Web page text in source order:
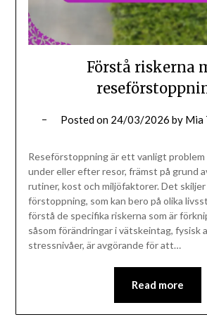
Förstå riskerna
Posted on 24/03/2026 by Mia
Reseförstoppning är ett vanligt problem
under eller efter resor, främst på grund
rutiner, kost och miljöfaktorer. Det skiljer
förstoppning, som kan bero på olika
förstå de specifika riskerna som är
såsom förändringar i vätskeintag, fysisk
stressnivåer, är avgörande för att…
Read more